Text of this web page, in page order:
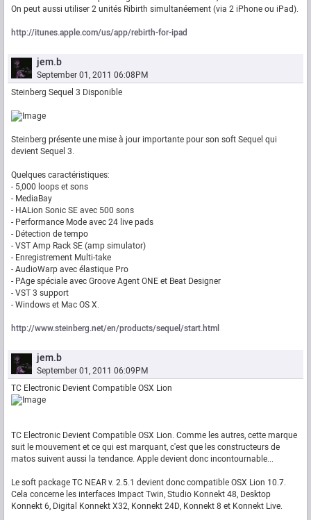
On peut aussi utiliser 2 unités Ribirth simultanéement (via 2 iPhone ou iPad).
http://itunes.apple.com/us/app/rebirth-for-ipad
jem.b
September 01, 2011 06:08PM
Steinberg Sequel 3 Disponible
Steinberg présente une mise à jour importante pour son soft Sequel qui
devient Sequel 3.
Quelques caractéristiques:
- 5,000 loops et sons
- MediaBay
- HALion Sonic SE avec 500 sons
- Performance Mode avec 24 live pads
- Détection de tempo
- VST Amp Rack SE (amp simulator)
- Enregistrement Multi-take
- AudioWarp avec élastique Pro
- PAge spéciale avec Groove Agent ONE et Beat Designer
- VST 3 support
- Windows et Mac OS X.
http://www.steinberg.net/en/products/sequel/start.html
jem.b
September 01, 2011 06:09PM
TC Electronic Devient Compatible OSX Lion
TC Electronic Devient Compatible OSX Lion. Comme les autres, cette marque
suit le mouvement et ce qui est marquant, c'est que les constructeurs de
matos suivent aussi la tendance. Apple devient donc incontournable...
Le soft package TC NEAR v. 2.5.1 devient donc compatible OSX Lion 10.7.
Cela concerne les interfaces Impact Twin, Studio Konnekt 48, Desktop
Konnekt 6, Digital Konnekt X32, Konnekt 24D, Konnekt 8 et Konnekt Live.